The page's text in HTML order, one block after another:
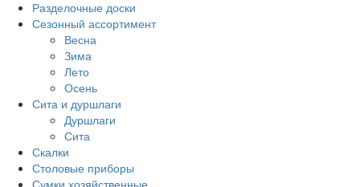
Разделочные доски
Сезонный ассортимент
Весна
Зима
Лето
Осень
Сита и дуршлаги
Дуршлаги
Сита
Скалки
Столовые приборы
Сумки хозяйственные